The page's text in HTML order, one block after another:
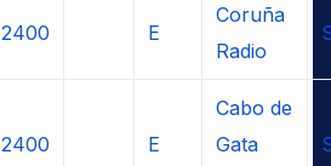
2400 E
Coruña
Radio
2400 E
Cabo de
Gata